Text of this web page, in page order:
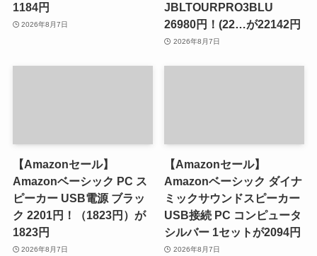
1184円
2026年8月7日
JBLTOURPRO3BLU
26980円！(22…が22142円
2026年8月7日
【Amazonセール】
Amazonベーシック PC ス
ピーカー USB電源 ブラッ
ク 2201円！（1823円）が
1823円
2026年8月7日
【Amazonセール】
Amazonベーシック ダイナ
ミックサウンドスピーカー
USB接続 PC コンピュータ
シルバー 1セットが2094円
2026年8月7日